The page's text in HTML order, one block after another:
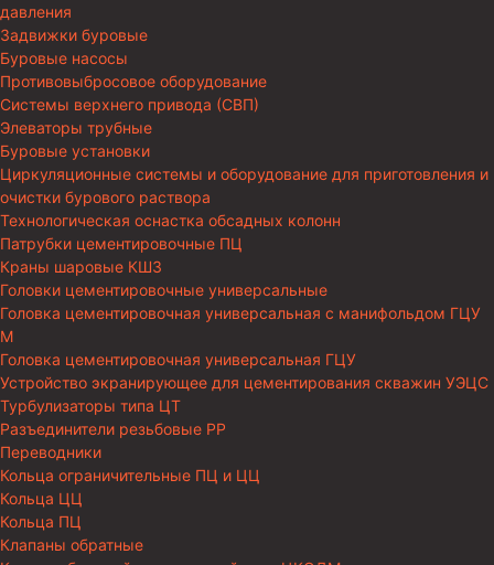
давления
Задвижки буровые
Буровые насосы
Противовыбросовое оборудование
Системы верхнего привода (СВП)
Элеваторы трубные
Буровые установки
Циркуляционные системы и оборудование для приготовления и
очистки бурового раствора
Технологическая оснастка обсадных колонн
Патрубки цементировочные ПЦ
Краны шаровые КШЗ
Головки цементировочные универсальные
Головка цементировочная универсальная с манифольдом ГЦУ
М
Головка цементировочная универсальная ГЦУ
Устройство экранирующее для цементирования скважин УЭЦС
Турбулизаторы типа ЦТ
Разъединители резьбовые РР
Переводники
Кольца ограничительные ПЦ и ЦЦ
Кольца ЦЦ
Кольца ПЦ
Клапаны обратные